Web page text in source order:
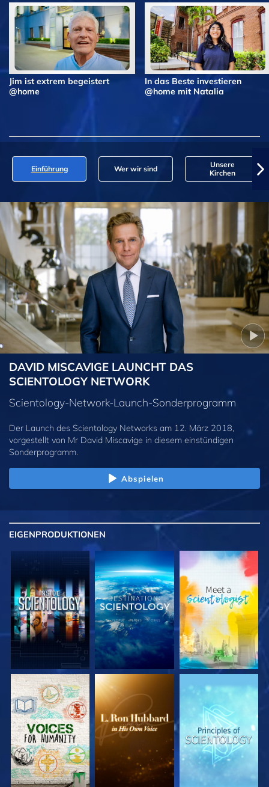
Jim ist extrem begeistert
@home
In das Beste investieren
@home mit Natalia
Einführung Wer wir sind
Unsere
Kirchen
DAVID MISCAVIGE LAUNCHT DAS
SCIENTOLOGY NETWORK
Scientology-Network-Launch-Sonderprogramm
Der Launch des Scientology Networks am 12. März 2018,
vorgestellt von Mr David Miscavige in diesem einstündigen
Sonderprogramm.
Abspielen
EIGENPRODUKTIONEN
SERIE
ENTDECKEN
SERIE
ENTDECKEN
SERIE
ENTDECKEN